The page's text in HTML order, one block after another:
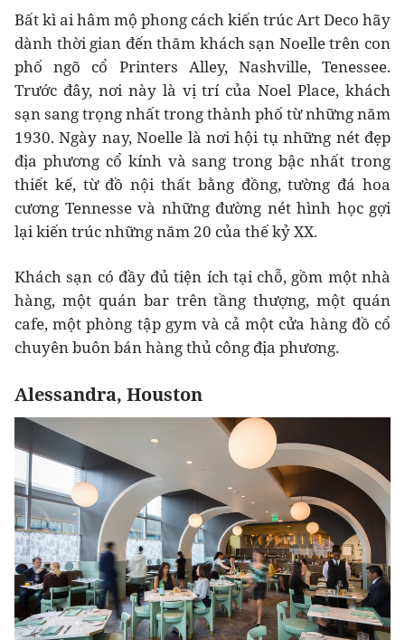
Bất kì ai hâm mộ phong cách kiến trúc Art Deco hãy
dành thời gian đến thăm khách sạn Noelle trên con
phố ngõ cổ Printers Alley, Nashville, Tenessee.
Trước đây, nơi này là vị trí của Noel Place, khách
sạn sang trọng nhất trong thành phố từ những năm
1930. Ngày nay, Noelle là nơi hội tụ những nét đẹp
địa phương cổ kính và sang trong bậc nhất trong
thiết kế, từ đồ nội thất bằng đồng, tường đá hoa
cương Tennesse và những đường nét hình học gợi
lại kiến trúc những năm 20 của thế kỷ XX.
Khách sạn có đầy đủ tiện ích tại chỗ, gồm một nhà
hàng, một quán bar trên tầng thượng, một quán
cafe, một phòng tập gym và cả một cửa hàng đồ cổ
chuyên buôn bán hàng thủ công địa phương.
Alessandra, Houston